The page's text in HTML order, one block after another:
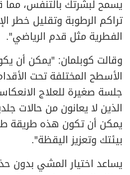
يسمح لبشرتك بالتنفس،
تراكم الرطوبة وتقليل خطر
الفطرية مثل قدم الرياضي".
وقالت كوبلمان: "يمكن أن
الأسطح المختلفة تحت
جلسة صغيرة للعلاج
الذين لا يعانون من حالات
يمكن أن تكون هذه طريقة
بيئتك وتعزيز اليقظة".
يساعد اختيار المشي بدون